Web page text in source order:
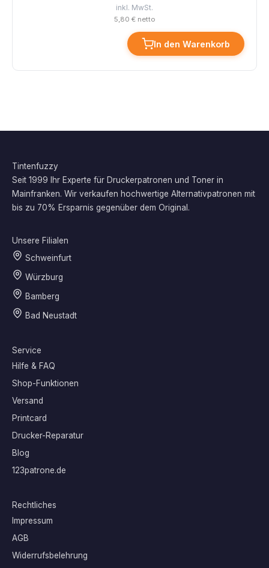
inkl. MwSt.
5,80 € netto
In den Warenkorb
Tintenfuzzy
Seit 1999 Ihr Experte für Druckerpatronen und Toner in
Mainfranken. Wir verkaufen hochwertige Alternativpatronen mit
bis zu 70% Ersparnis gegenüber dem Original.
Unsere Filialen
Schweinfurt
Würzburg
Bamberg
Bad Neustadt
Service
Hilfe & FAQ
Shop-Funktionen
Versand
Printcard
Drucker-Reparatur
Blog
123patrone.de
Rechtliches
Impressum
AGB
Widerrufsbelehrung